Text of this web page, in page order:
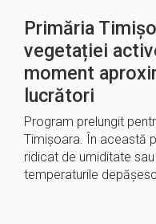
Primăria
vegetației
moment
lucrători
Program prelungit
Timișoara. În această
ridicat de umiditate
temperaturile